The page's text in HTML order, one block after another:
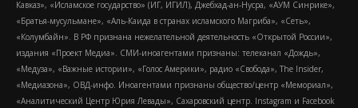
Кавказ», «Исламское государство» (ИГ, ИГИЛ), Джебхад-ан-Нусра, «АУМ Синрике»,
«Братья-мусульмане», «Аль-Каида в странах исламского Магриба», «Сеть»,
«Колумбайн». В РФ признана нежелательной деятельность «Открытой России»,
издания «Проект Медиа». СМИ-иноагентами признаны: телеканал «Дождь»,
«Медуза», «Важные истории», «Голос Америки», радио «Свобода», The Insider,
«Медиазона», ОВД-инфо. Иноагентами признаны общество/центр «Мемориал»,
«Аналитический Центр Юрия Левады», Сахаровский центр. Instagram и Facebook